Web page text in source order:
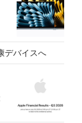
デバイスへ